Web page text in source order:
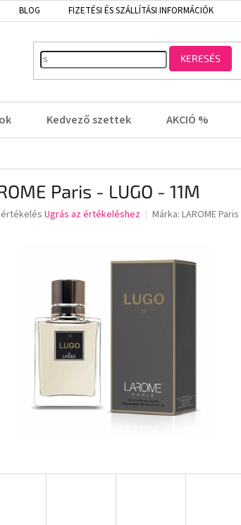
BLOG FIZETÉSI ÉS SZÁLLÍTÁSI INFORMÁCIÓK
KERESÉS
Kedvező szettek AKCIÓ %
Paris - LUGO - 11M
Ugrás az értékeléshez Márka: LAROME Paris